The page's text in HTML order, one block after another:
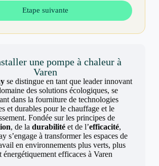
Etape suivante
une pompe à chaleur à
Varen
se distingue en tant que leader innovant
des solutions écologiques, se
dans la fourniture de technologies
et durables pour le chauffage et le
Fondée sur les principes de
, de ladurabilité et de l’efficacité,
s’engage à transformer les espaces de
en environnements plus verts, plus
énergétiquement efficaces à Varen